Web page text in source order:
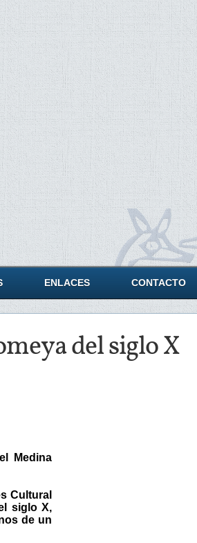
ENLACES CONTACTO
del siglo X
Medina
Cultural
siglo X,
de un